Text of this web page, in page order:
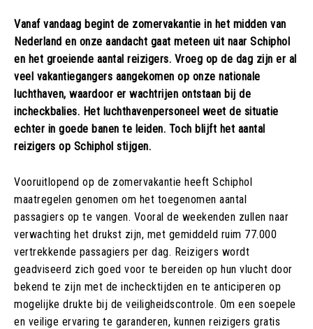
Vanaf vandaag begint de zomervakantie in het midden van
Nederland en onze aandacht gaat meteen uit naar Schiphol
en het groeiende aantal reizigers. Vroeg op de dag zijn er al
veel vakantiegangers aangekomen op onze nationale
luchthaven, waardoor er wachtrijen ontstaan bij de
incheckbalies. Het luchthavenpersoneel weet de situatie
echter in goede banen te leiden. Toch blijft het aantal
reizigers op Schiphol stijgen.
Vooruitlopend op de zomervakantie heeft Schiphol
maatregelen genomen om het toegenomen aantal
passagiers op te vangen. Vooral de weekenden zullen naar
verwachting het drukst zijn, met gemiddeld ruim 77.000
vertrekkende passagiers per dag. Reizigers wordt
geadviseerd zich goed voor te bereiden op hun vlucht door
bekend te zijn met de inchecktijden en te anticiperen op
mogelijke drukte bij de veiligheidscontrole. Om een soepele
en veilige ervaring te garanderen, kunnen reizigers gratis